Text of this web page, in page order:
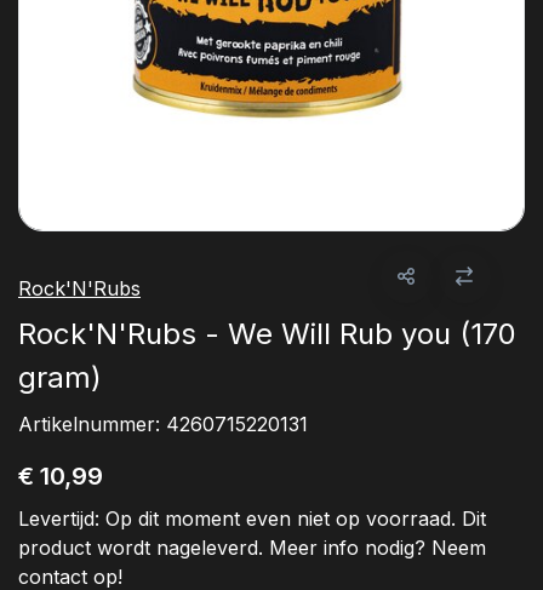
Rock'N'Rubs
Rock'N'Rubs - We Will Rub you (170
gram)
Artikelnummer: 4260715220131
€ 10,99
Levertijd: Op dit moment even niet op voorraad. Dit
product wordt nageleverd. Meer info nodig? Neem
contact op!